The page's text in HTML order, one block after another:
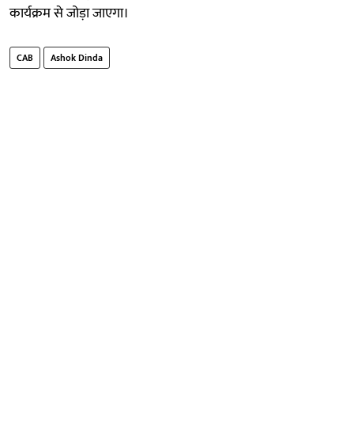
कार्यक्रम से जोड़ा जाएगा।
CAB Ashok Dinda